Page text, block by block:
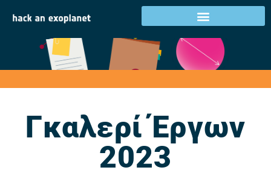
Γκαλερί έργων 2023
Γκαλερί Έργων
2023